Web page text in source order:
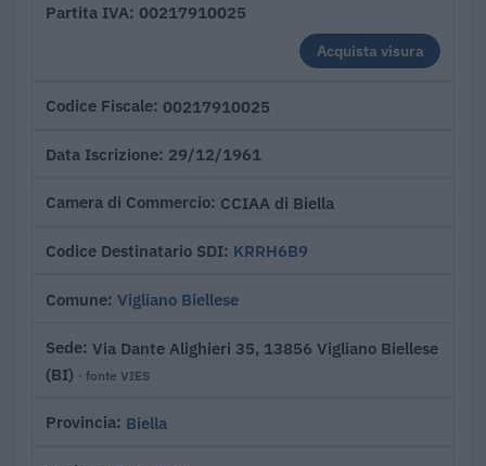
Partita IVA 00217910025
Acquista visura
Codice Fiscale 00217910025
Data Iscrizione 29/12/1961
Camera di Commercio CCIAA di Biella
Codice Destinatario SDI KRRH6B9
Comune Vigliano Biellese
Sede Via Dante Alighieri 35, 13856 Vigliano Biellese
(BI) · fonte VIES
Provincia Biella